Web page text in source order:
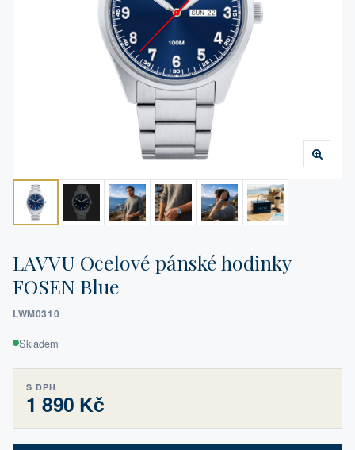
LAVVU Ocelové pánské hodinky
FOSEN Blue
LWM0310
Skladem
S DPH
1 890 Kč